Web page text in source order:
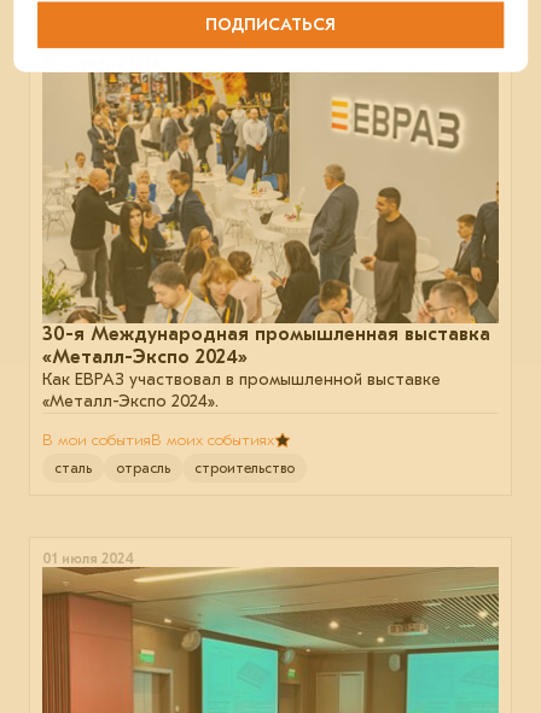
30-я Международная промышленная выставка
«Металл-Экспо 2024»
Как ЕВРАЗ участвовал в промышленной выставке
«Металл-Экспо 2024».
В мои событияВ моих событиях
сталь отрасль строительство
01 июля 2024
ПОДПИСАТЬСЯ